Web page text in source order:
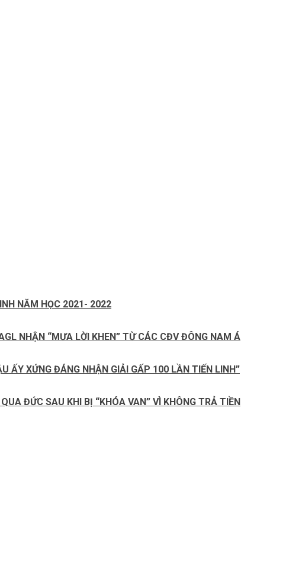
NĂM HỌC 2021- 2022
NHẬN “MƯA LỜI KHEN” TỪ CÁC CĐV ĐÔNG NAM Á
ẤY XỨNG ĐÁNG NHẬN GIẢI GẤP 100 LẦN TIẾN LINH”
ĐỨC SAU KHI BỊ “KHÓA VAN” VÌ KHÔNG TRẢ TIỀN